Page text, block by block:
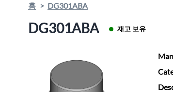
홈 DG301ABA
DG301ABA 재고 보유